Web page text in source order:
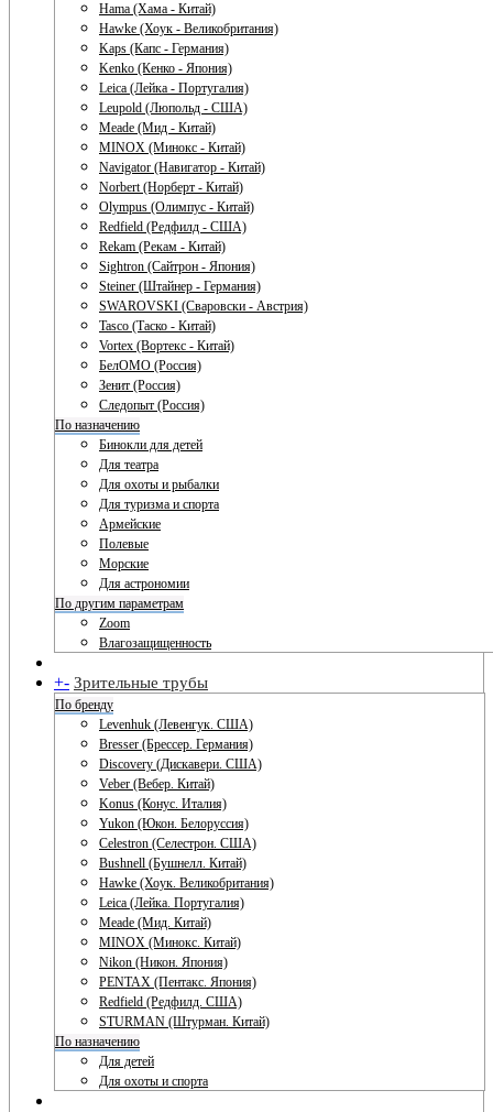
Hama (Хама - Китай)
Hawke (Хоук - Великобритания)
Kaps (Капс - Германия)
Kenko (Кенко - Япония)
Leica (Лейка - Португалия)
Leupold (Люпольд - США)
Meade (Мид - Китай)
MINOX (Минокс - Китай)
Navigator (Навигатор - Китай)
Norbert (Норберт - Китай)
Olympus (Олимпус - Китай)
Redfield (Редфилд - США)
Rekam (Рекам - Китай)
Sightron (Сайтрон - Япония)
Steiner (Штайнер - Германия)
SWAROVSKI (Сваровски - Австрия)
Tasco (Таско - Китай)
Vortex (Вортекс - Китай)
БелОМО (Россия)
Зенит (Россия)
Следопыт (Россия)
По назначению
Бинокли для детей
Для театра
Для охоты и рыбалки
Для туризма и спорта
Армейские
Полевые
Морские
Для астрономии
По другим параметрам
Zoom
Влагозащищенность
+- Зрительные трубы
По бренду
Levenhuk (Левенгук. США)
Bresser (Брессер. Германия)
Discovery (Дискавери. США)
Veber (Вебер. Китай)
Konus (Конус. Италия)
Yukon (Юкон. Белоруссия)
Celestron (Селестрон. США)
Bushnell (Бушнелл. Китай)
Hawke (Хоук. Великобритания)
Leica (Лейка. Португалия)
Meade (Мид. Китай)
MINOX (Минокс. Китай)
Nikon (Никон. Япония)
PENTAX (Пентакс. Япония)
Redfield (Редфилд. США)
STURMAN (Штурман. Китай)
По назначению
Для детей
Для охоты и спорта